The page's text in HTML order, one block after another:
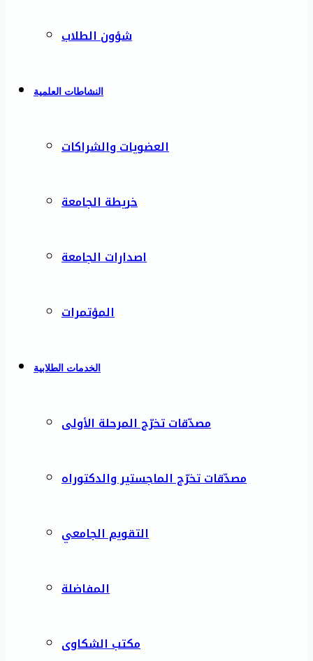
شؤون الطلاب
النشاطات العلمية
العضويات والشراكات
خريطة الجامعة
اصدارات الجامعة
المؤتمرات
الخدمات الطلابية
مصدّقات تخرّج المرحلة الأولى
مصدّقات تخرّج الماجستير والدكتوراه
التقويم الجامعي
المفاضلة
مكتب الشكاوى